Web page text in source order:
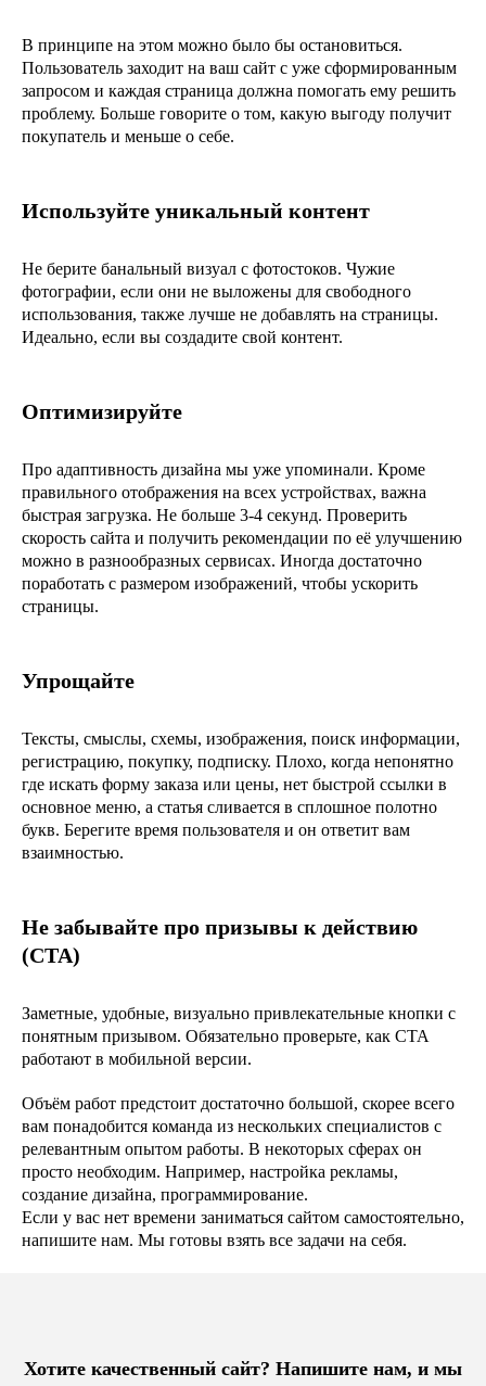
В принципе на этом можно было бы остановиться.
Пользователь заходит на ваш сайт с уже сформированным
запросом и каждая страница должна помогать ему решить
проблему. Больше говорите о том, какую выгоду получит
покупатель и меньше о себе.
Используйте уникальный контент
Не берите банальный визуал с фотостоков. Чужие
фотографии, если они не выложены для свободного
использования, также лучше не добавлять на страницы.
Идеально, если вы создадите свой контент.
Оптимизируйте
Про адаптивность дизайна мы уже упоминали. Кроме
правильного отображения на всех устройствах, важна
быстрая загрузка. Не больше 3-4 секунд. Проверить
скорость сайта и получить рекомендации по её улучшению
можно в разнообразных сервисах. Иногда достаточно
поработать с размером изображений, чтобы ускорить
страницы.
Упрощайте
Тексты, смыслы, схемы, изображения, поиск информации,
регистрацию, покупку, подписку. Плохо, когда непонятно
где искать форму заказа или цены, нет быстрой ссылки в
основное меню, а статья сливается в сплошное полотно
букв. Берегите время пользователя и он ответит вам
взаимностью.
Не забывайте про призывы к действию
(CTA)
Заметные, удобные, визуально привлекательные кнопки с
понятным призывом. Обязательно проверьте, как CTA
работают в мобильной версии.
Объём работ предстоит достаточно большой, скорее всего
вам понадобится команда из нескольких специалистов с
релевантным опытом работы. В некоторых сферах он
просто необходим. Например, настройка рекламы,
создание дизайна, программирование.
Если у вас нет времени заниматься сайтом самостоятельно,
напишите нам. Мы готовы взять все задачи на себя.
Хотите качественный сайт? Напишите нам, и мы